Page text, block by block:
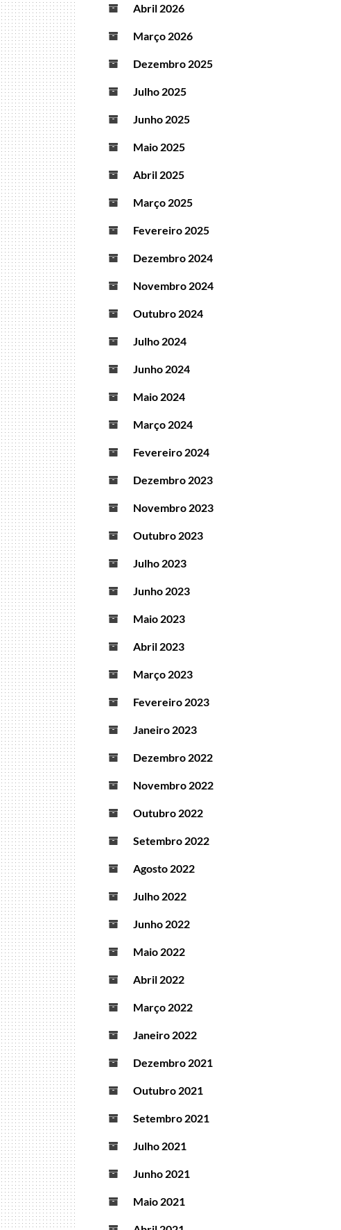
Abril 2026
Março 2026
Dezembro 2025
Julho 2025
Junho 2025
Maio 2025
Abril 2025
Março 2025
Fevereiro 2025
Dezembro 2024
Novembro 2024
Outubro 2024
Julho 2024
Junho 2024
Maio 2024
Março 2024
Fevereiro 2024
Dezembro 2023
Novembro 2023
Outubro 2023
Julho 2023
Junho 2023
Maio 2023
Abril 2023
Março 2023
Fevereiro 2023
Janeiro 2023
Dezembro 2022
Novembro 2022
Outubro 2022
Setembro 2022
Agosto 2022
Julho 2022
Junho 2022
Maio 2022
Abril 2022
Março 2022
Janeiro 2022
Dezembro 2021
Outubro 2021
Setembro 2021
Julho 2021
Junho 2021
Maio 2021